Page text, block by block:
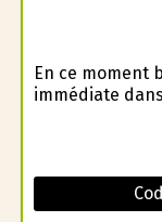
En ce moment
immédiate